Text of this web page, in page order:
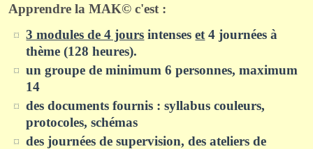
Apprendre la MAK© c'est :
3 modules de 4 jours intenseset 4 journées à
thème (128 heures).
un groupe de minimum 6 personnes, maximum
14
des documents fournis : syllabus couleurs,
protocoles, schémas
des journées de supervision,des ateliers de